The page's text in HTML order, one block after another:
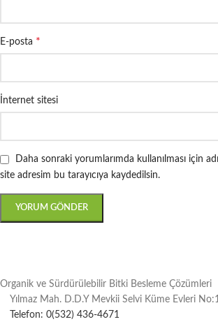
E-posta *
İnternet sitesi
Daha sonraki yorumlarımda kullanılması için
site adresim bu tarayıcıya kaydedilsin.
Organik ve Sürdürülebilir Bitki Besleme Çözümleri
Yılmaz Mah. D.D.Y Mevkii Selvi Küme Evleri
Telefon: 0(532) 436-4671